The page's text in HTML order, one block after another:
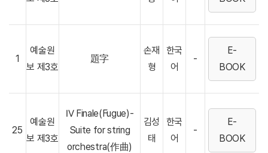
1
예술원
보 제3호
題字
손재
형
한국
어
-
E-
BOOK
25
예술원
보 제3호
Ⅳ Finale(Fugue)-
Suite for string
orchestra(作曲)
김성
태
한국
어
-
E-
BOOK